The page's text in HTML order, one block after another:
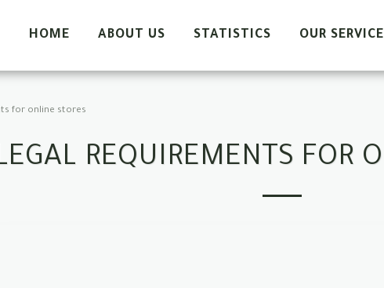
HOME ABOUT US STATISTICS OUR
for online stores
REQUIREMENTS FOR